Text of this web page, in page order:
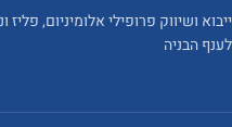
ייבוא ושיווק פרופילי אלומיניום,
לענף הבניה